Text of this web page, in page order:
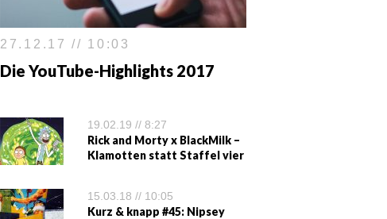
27.12.17 // 10:03
Die YouTube-Highlights 2017
19.02.19 // 8:27
Rick and Morty x BlackMilk –
Klamotten statt Staffel vier
15.03.18 // 10:05
Kurz & knapp #45: Nipsey